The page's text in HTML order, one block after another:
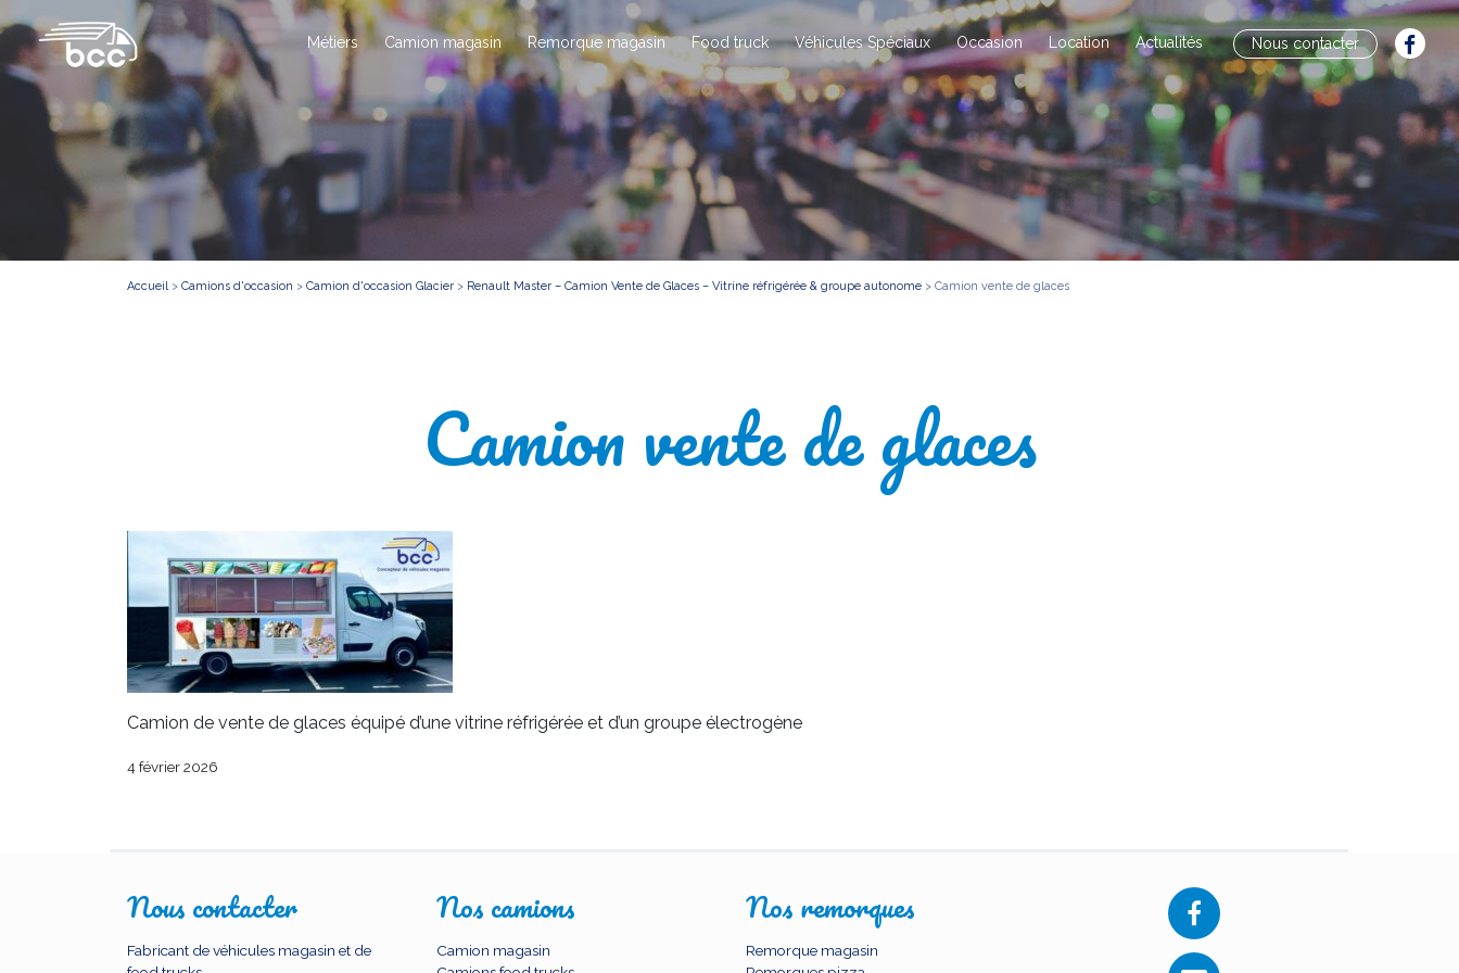
Métiers Camion magasin Remorque magasin Food truck Véhicules Spéciaux Occasion Location Actualités Nous contacter
Accueil> Camions d'occasion > Camion d'occasion Glacier > Renault Master – Camion Vente de Glaces – Vitrine réfrigérée & groupe autonome > Camion vente de glaces
Camion vente de glaces
Camion de vente de glaces équipé d’une vitrine réfrigérée et d’un groupe électrogène
4 février 2026
Nous contacter
Fabricant de véhicules magasin et de
Nos camions
Camion magasin
Nos remorques
Remorque magasin